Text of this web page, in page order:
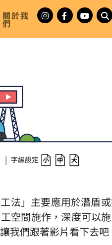
關於我
們
| 字級設定
工法」主要應用於潛盾
空間施作，深度可以
我們跟著影片看下去吧